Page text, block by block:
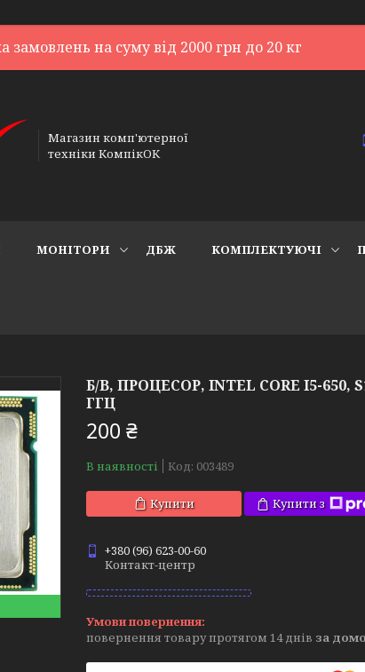
замовлень на суму від 2000 грн до 20 кг
Магазин комп'ютерної
техніки КомпікОК
МОНІТОРИ ДБЖ КОМПЛЕКТУЮЧІ
Б/В, ПРОЦЕСОР, INTEL CORE I5-650,
ГГЦ
200 ₴
В наявності Код: 003489
Купити Купити з
+380 (96) 623-00-60
Контакт-центр
повернення товару протягом 14 днів за